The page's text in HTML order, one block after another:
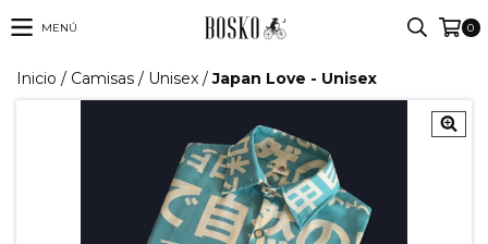
MENÚ 0
Inicio / Camisas / Unisex / Japan Love - Unisex